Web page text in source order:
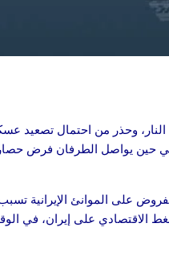
وحذر من احتمال تصعيد
حين يواصل الطرفان فرض حصار
على الموانئ الإيرانية
الاقتصادي على إيران، في